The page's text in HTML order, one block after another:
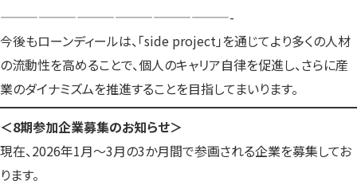
——————————————————-
今後もローンディールは、「side project」を通じてより多くの人材
の流動性を高めることで、個人のキャリア自律を促進し、さらに産
業のダイナミズムを推進することを目指してまいります。
＜8期参加企業募集のお知らせ＞
現在、2026年1月〜3月の3か月間で参画される企業を募集してお
ります。